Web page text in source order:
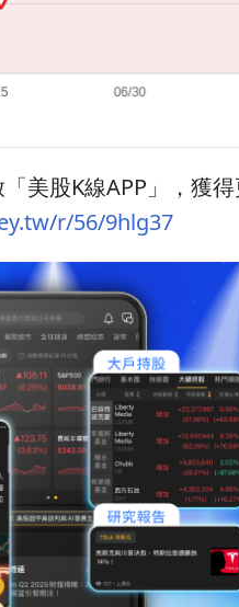
美股K線APP」，獲
r/56/9hlg37